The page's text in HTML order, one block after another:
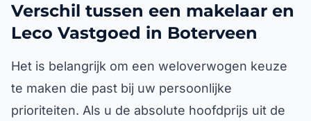
Verschil tussen een makelaar en
Leco Vastgoed in Boterveen
Het is belangrijk om een weloverwogen keuze
te maken die past bij uw persoonlijke
prioriteiten. Als u de absolute hoofdprijs uit de